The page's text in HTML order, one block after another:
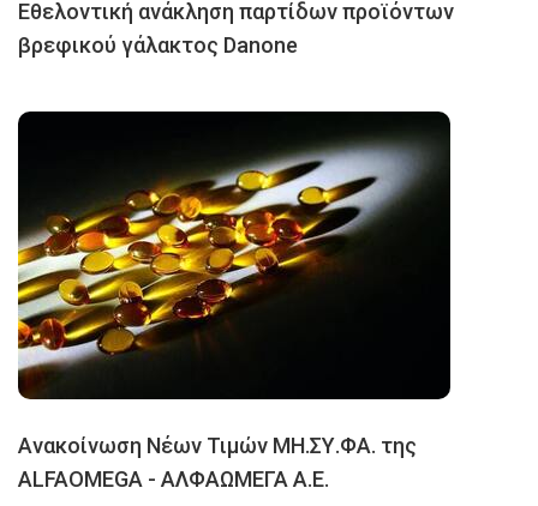
Εθελοντική ανάκληση παρτίδων προϊόντων
βρεφικού γάλακτος Danone
Ανακοίνωση Νέων Τιμών ΜΗ.ΣΥ.ΦΑ. της
ALFAOMEGA - ΑΛΦΑΩΜΕΓΑ Α.Ε.